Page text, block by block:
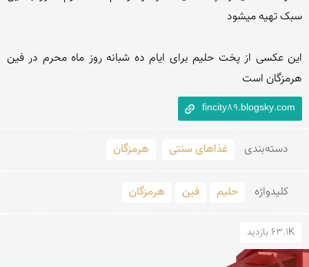
هرمزگان است
fincity89.blogsky.com
دسته‌بندی غذاهای سنتی هرمزگان
کلید‌واژه حلیم فین هرمزگان
63.1K بازدید